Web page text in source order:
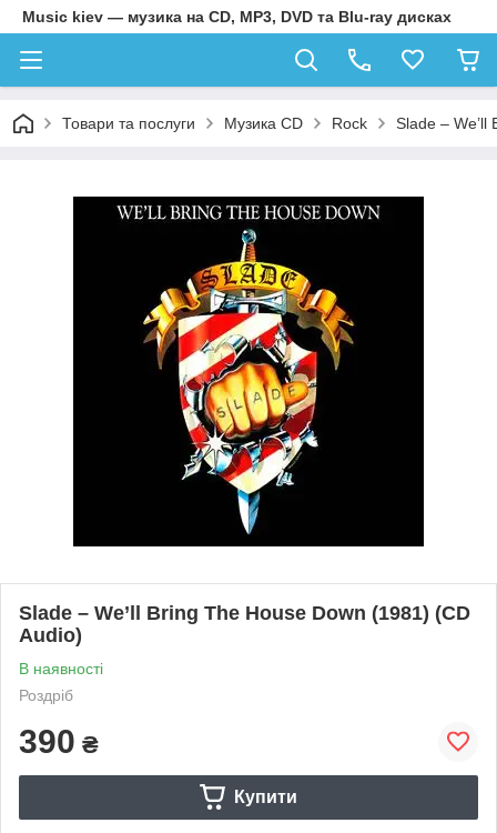
Music kiev — музика на CD, MP3, DVD та Blu-ray дисках
Товари та послуги Музика CD Rock Slade – We’ll
Slade – We’ll Bring The House Down (1981) (CD
Audio)
В наявності
Роздріб
390 ₴
Купити